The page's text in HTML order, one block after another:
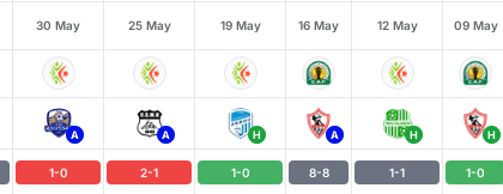
30 May 25 May 19 May 16 May 12 May 09 May
A A H A H H
1-0 2-1 1-0 8-8 1-1 1-0